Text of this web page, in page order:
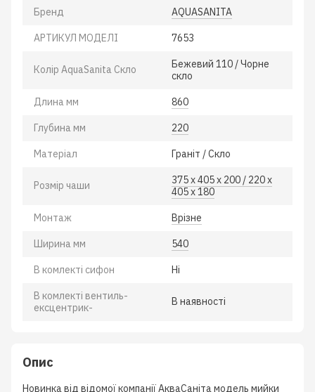
Бренд AQUASANITA
АРТИКУЛ МОДЕЛІ 7653
Колір AquaSanita Скло
Бежевий 110 / Чорне
скло
Длина мм 860
Глубина мм 220
Матеріал Гранiт / Скло
Розмiр чаши
375 x 405 x 200 / 220 x
405 x 180
Монтаж Врiзне
Ширина мм 540
В комлектi сифон Нi
В комлектi вентиль-
ексцентрик-
В наявностi
Опис
Новинка від відомої компанії АкваСаніта модель мийки